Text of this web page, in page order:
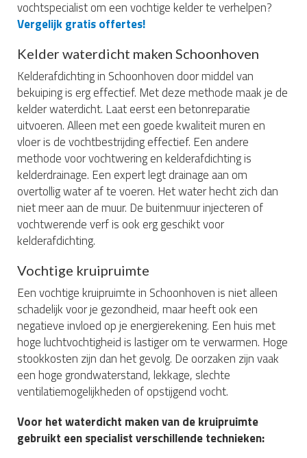
vochtspecialist om een vochtige kelder te verhelpen?
Vergelijk gratis offertes!
Kelder waterdicht maken Schoonhoven
Kelderafdichting in Schoonhoven door middel van
bekuiping is erg effectief. Met deze methode maak je de
kelder waterdicht. Laat eerst een betonreparatie
uitvoeren. Alleen met een goede kwaliteit muren en
vloer is de vochtbestrijding effectief. Een andere
methode voor vochtwering en kelderafdichting is
kelderdrainage. Een expert legt drainage aan om
overtollig water af te voeren. Het water hecht zich dan
niet meer aan de muur. De buitenmuur injecteren of
vochtwerende verf is ook erg geschikt voor
kelderafdichting.
Vochtige kruipruimte
Een vochtige kruipruimte in Schoonhoven is niet alleen
schadelijk voor je gezondheid, maar heeft ook een
negatieve invloed op je energierekening. Een huis met
hoge luchtvochtigheid is lastiger om te verwarmen. Hoge
stookkosten zijn dan het gevolg. De oorzaken zijn vaak
een hoge grondwaterstand, lekkage, slechte
ventilatiemogelijkheden of opstijgend vocht.
Voor het waterdicht maken van de kruipruimte
gebruikt een specialist verschillende technieken: